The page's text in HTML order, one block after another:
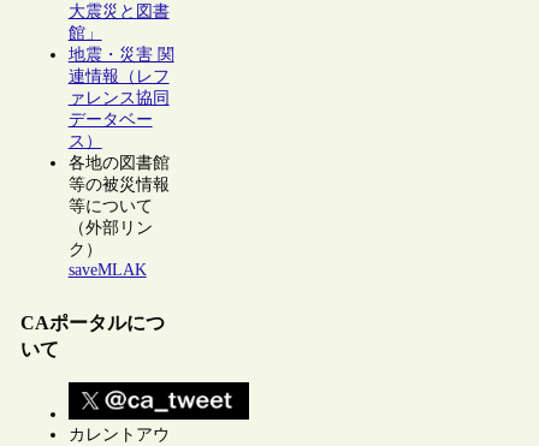
大震災と図書
館」
地震・災害 関
連情報（レフ
ァレンス協同
データベー
ス）
各地の図書館
等の被災情報
等について
（外部リン
ク）
saveMLAK
CAポータルにつ
いて
カレントアウ